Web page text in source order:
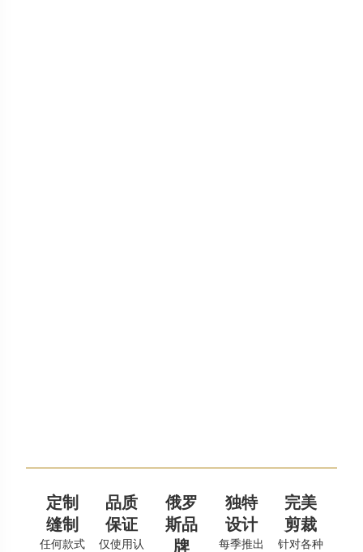
定制
缝制
任何款式
品质
保证
仅使用认
俄罗
斯品
牌
独特
设计
每季推出
完美
剪裁
针对各种